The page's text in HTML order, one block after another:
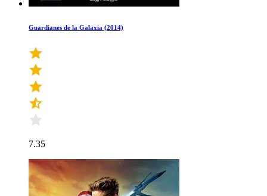
Guardianes de la Galaxia (2014)
7.35